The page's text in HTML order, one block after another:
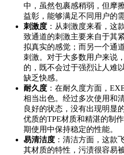
中，虽然包裹感稍弱，但摩
益彰，能够满足不同用户的需
刺激度 ：从刺激度来看，这
致通道的刺激主要来自于其
拟真实的感觉；而另一个通
刺激。对于大多数用户来说
的，既不会过于强烈让人难
缺乏快感。
耐久度 ：在耐久度方面，
相当出色。经过多次使用和
良好的状态，没有出现明显
优质的TPE材质和精湛的制
期使用中保持稳定的性能。
易清洁度 ：清洁方面，这款
其材质的特性，污渍很容易